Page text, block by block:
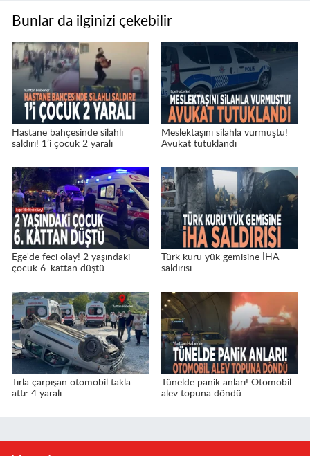
Bunlar da ilginizi çekebilir
Hastane bahçesinde silahlı
saldırı! 1’i çocuk 2 yaralı
Meslektaşını silahla vurmuştu!
Avukat tutuklandı
Ege'de feci olay! 2 yaşındaki
çocuk 6. kattan düştü
Türk kuru yük gemisine İHA
saldırısı
Tırla çarpışan otomobil takla
attı: 4 yaralı
Tünelde panik anları! Otomobil
alev topuna döndü